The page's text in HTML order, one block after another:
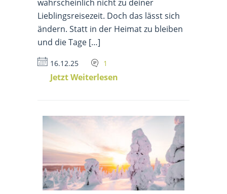
wahrscheinlich nicht zu deiner
Lieblingsreisezeit. Doch das lässt sich
ändern. Statt in der Heimat zu bleiben
und die Tage […]
16.12.25 1
Jetzt Weiterlesen